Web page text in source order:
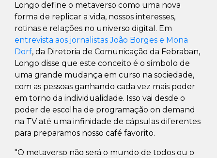
Longo define o metaverso como uma nova
forma de replicar a vida, nossos interesses,
rotinas e relações no universo digital. Em
entrevista aos jornalistas João Borges e Mona
Dorf, da Diretoria de Comunicação da Febraban,
Longo disse que este conceito é o símbolo de
uma grande mudança em curso na sociedade,
com as pessoas ganhando cada vez mais poder
em torno da individualidade. Isso vai desde o
poder de escolha de programação on demand
na TV até uma infinidade de cápsulas diferentes
para preparamos nosso café favorito.
"O metaverso não será o mundo de todos ou o